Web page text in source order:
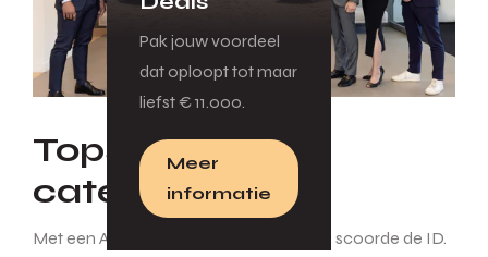
Pak jouw voordeel
dat oploopt tot maar
liefst € 11.000.
Meer
informatie
Topscore in zijn
categorie
Met een APEAL Index-notering van 882 scoorde de ID.